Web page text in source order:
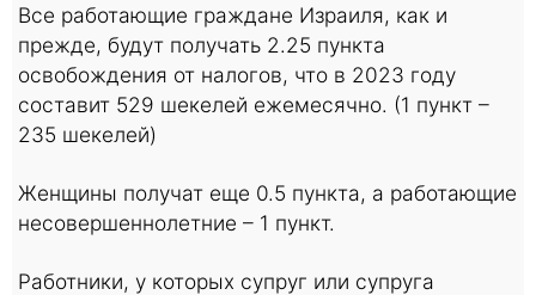
Все работающие граждане Израиля, как и
прежде, будут получать 2.25 пункта
освобождения от налогов, что в 2023 году
составит 529 шекелей ежемесячно. (1 пункт –
235 шекелей)
Женщины получат еще 0.5 пункта, а работающие
несовершеннолетние – 1 пункт.
Работники, у которых супруг или супруга